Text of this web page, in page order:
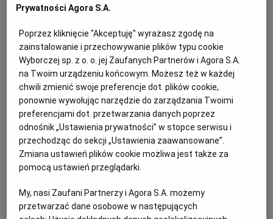
OPOLE
PŁOCK
POZNAŃ
RADOM
RYBNIK
ZDROWIE
POGODA
PODRÓŻE
WIDEO
FORUM
jajko
łyżeczka soli
Jak zrobić kopytka:
Odcedzamy, odparowujemy 1-2 minuty na małym
ogniu i od razu przeciskamy przez praskę na gładkie
Prywatności Agora S.A.
Poprzez kliknięcie "Akceptuję" wyrażasz zgodę na
zainstalowanie i przechowywanie plików typu cookie
Wyborczej sp. z o. o. jej Zaufanych Partnerów i Agora S.A.
na Twoim urządzeniu końcowym. Możesz też w każdej
chwili zmienić swoje preferencje dot. plików cookie,
ponownie wywołując narzędzie do zarządzania Twoimi
preferencjami dot. przetwarzania danych poprzez
odnośnik „Ustawienia prywatności” w stopce serwisu i
przechodząc do sekcji „Ustawienia zaawansowane”.
Zmiana ustawień plików cookie możliwa jest także za
pomocą ustawień przeglądarki.
My, nasi Zaufani Partnerzy i Agora S.A. możemy
przetwarzać dane osobowe w następujących